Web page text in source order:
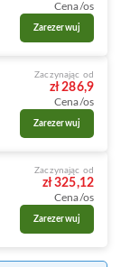
Cena/os
Zarezerwuj
Zaczynając od
zł 286,9
Cena/os
Zarezerwuj
Zaczynając od
zł 325,12
Cena/os
Zarezerwuj